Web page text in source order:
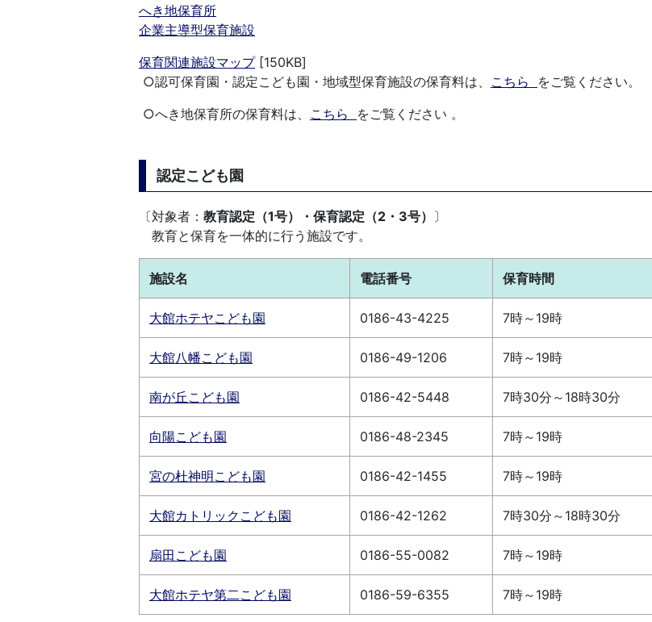
へき地保育所
企業主導型保育施設
保育関連施設マップ[150KB]
○認可保育園・認定こども園・地域型保育施設の保育料は、 こちら をご覧ください。
○へき地保育所の保育料は、 こちら をご覧ください 。
認定こども園
〔対象者： 教育認定（1号）・保育認定（2・3号） 〕
教育と保育を一体的に行う施設です。
施設名 電話番号 保育時間
大館ホテヤこども園 0186-43-4225 7時～19時
大館八幡こども園 0186-49-1206 7時～19時
南が丘こども園 0186-42-5448 7時30分～18時30分
向陽こども園 0186-48-2345 7時～19時
宮の杜神明こども園 0186-42-1455 7時～19時
大館カトリックこども園 0186-42-1262 7時30分～18時30分
扇田こども園 0186-55-0082 7時～19時
大館ホテヤ第二こども園 0186-59-6355 7時～19時